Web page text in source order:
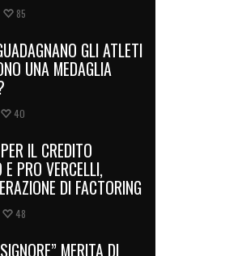
85
GLI ATLETI
UNA MEDAGLIA
40
IL CREDITO
PRO VERCELLI,
DI FACTORING
48
MERITA DI